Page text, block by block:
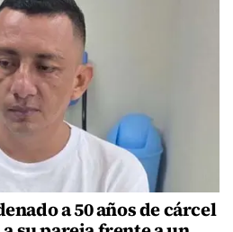
a 50 años de cárcel